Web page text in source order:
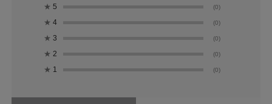
★ 5 (0)
★ 4 (0)
★ 3 (0)
★ 2 (0)
★ 1 (0)